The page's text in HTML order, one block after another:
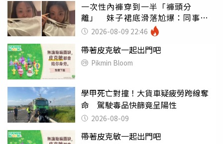
一次性內褲穿到一半「褲頭分
離」 妹子裙底滑落尬爆：同事全
看光2026-08-09 22:46
帶著皮克敏一起出門吧
Pikmin Bloom
學甲死亡對撞！大貨車疑疲勞跨線奪
命 駕駛毒品快篩竟呈陽性
2026-08-09
帶著皮克敏一起出門吧